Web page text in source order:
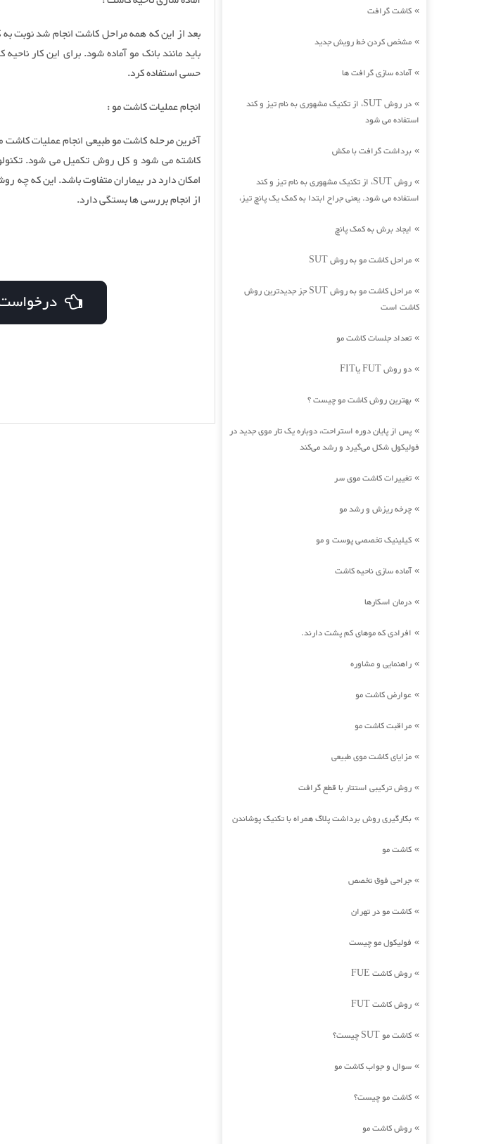
بعد از این که همه مراحل کاشت انجام شد نوبت
باید مانند بانک مو آماده شود. برای این کار
حسی استفاده کرد.
انجام عملیات کاشت مو :
آخرین مرحله کاشت مو طبیعی انجام عملیات
کاشته می شود و کل روش تکمیل می شود.
امکان دارد در بیماران متفاوت باشد. این که چه
از انجام بررسی ها بستگی دارد.
درخواست مشاوره رایگان
» کاشت گرافت
» مشخص کردن خط رویش جدید
»آماده سازی گرافت ها
»
در روش SUT، از تکنیک مشهوری به نام تیز و کند
استفاده می شود
» برداشت گرافت با مکش
»
روش SUT، از تکنیک مشهوری به نام تیز و کند
استفاده می شود. یعنی جراح ابتدا به کمک یک پانچ تیز،
» ایجاد برش به کمک پانچ
» مراحل کاشت مو به روش SUT
»
مراحل کاشت مو به روش SUT جز جدیدترین روش
کاشت است
» تعداد جلسات کاشت مو
» دو روش FUT یاFIT
» بهترین روش کاشت مو چیست ؟
» پس از پایان دوره استراحت، دوباره یک تار موی جدید در
فولیکول شکل می‌گیرد و رشد می‌کند
» تغییرات کاشت موی سر
» چرخه ریزش و رشد مو
» کیلینیک تخصصی پوست و مو
»آماده سازی ناحیه کاشت
» درمان اسکارها
» افرادی که موهای کم پشت دارند.
» راهنمایی و مشاوره
» عوارض کاشت مو
» مراقبت کاشت مو
» مزایای کاشت موی طبیعی
» روش ترکیبی استتار با قطع گرافت
» بکارگیری روش برداشت پلاگ همراه با تکنیک پوشاندن
» کاشت مو
» جراحی فوق تخصص
» کاشت مو در تهران
» فولیکول مو چیست
» روش کاشت FUE
» روش کاشت FUT
» کاشت مو SUT چیست؟
» سوال و جواب کاشت مو
» کاشت مو چیست؟
» روش کاشت مو